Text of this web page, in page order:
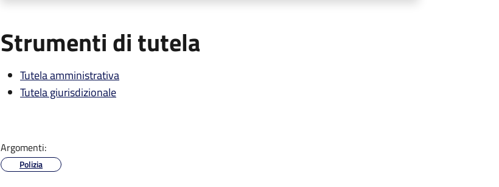
Strumenti di tutela
Tutela amministrativa
Tutela giurisdizionale
Argomenti:
Polizia